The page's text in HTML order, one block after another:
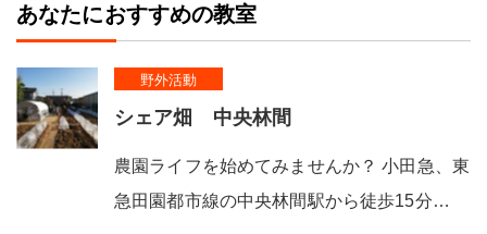
あなたにおすすめの教室
野外活動
シェア畑 中央林間
農園ライフを始めてみませんか？ 小田急、東
急田園都市線の中央林間駅から徒歩15分…